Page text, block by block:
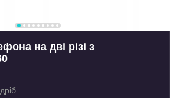
на дві різі з